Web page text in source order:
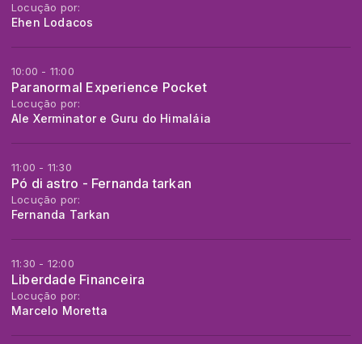
Locução por:
Ehen Lodacos
10:00 - 11:00
Paranormal Experience Pocket
Locução por:
Ale Xerminator e Guru do Himaláia
11:00 - 11:30
Pó di astro - Fernanda tarkan
Locução por:
Fernanda Tarkan
11:30 - 12:00
Liberdade Financeira
Locução por:
Marcelo Moretta